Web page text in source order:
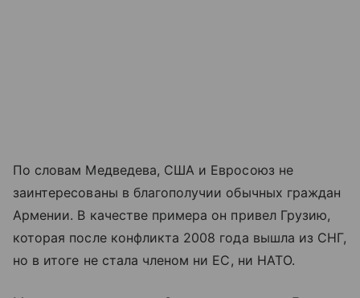
По словам Медведева, США и Евросоюз не
заинтересованы в благополучии обычных граждан
Армении. В качестве примера он привел Грузию,
которая после конфликта 2008 года вышла из СНГ,
но в итоге не стала членом ни ЕС, ни НАТО.